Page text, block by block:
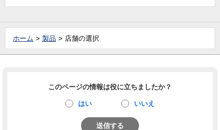
ホーム 製品 店舗の選択
このページの情報は役に立ちましたか？
はい いいえ
送信する